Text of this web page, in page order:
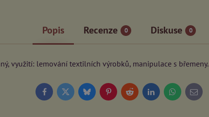
Popis Recenze 0 Diskuse 0
využití: lemování textilních výrobků, manipulace s břemeny.
FacebookTwitterBlueskyPinterestRedditLinkedInWhatsApp
E-
mail